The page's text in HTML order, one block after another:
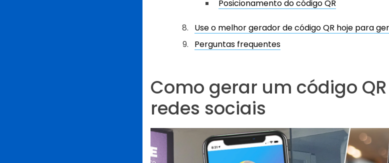
Posicionamento do código QR
Use o melhor gerador de código QR hoje para
Perguntas frequentes
Como gerar um código
redes sociais